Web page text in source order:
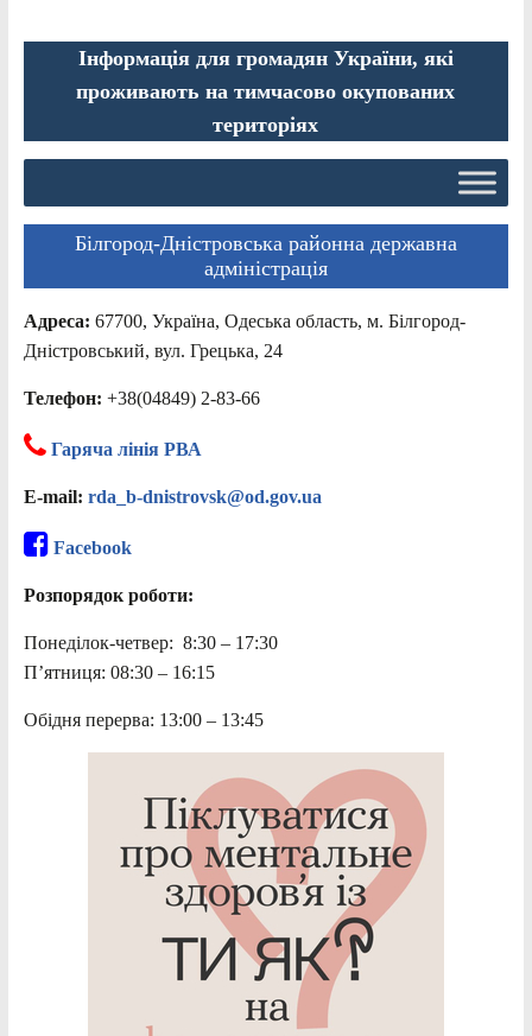
Інформація для громадян України, які
проживають на тимчасово окупованих
територіях
Білгород-Дністровська районна державна
адміністрація
Адреса: 67700, Україна, Одеська область, м. Білгород-
Дністровський, вул. Грецька, 24
Телефон: +38(04849) 2-83-66
Гаряча лінія РВА
E-mail: rda_b-dnistrovsk@od.gov.ua
Facebook
Розпорядок роботи:
Понеділок-четвер: 8:30 – 17:30
П’ятниця: 08:30 – 16:15
Обідня перерва: 13:00 – 13:45